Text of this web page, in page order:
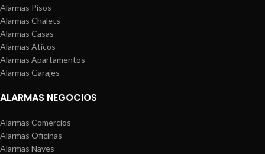
Alarmas Pisos
Alarmas Chalets
Alarmas Casas
Alarmas Áticos
Alarmas Apartamentos
Alarmas Garajes
ALARMAS NEGOCIOS
Alarmas Comercios
Alarmas Oficinas
Alarmas Naves